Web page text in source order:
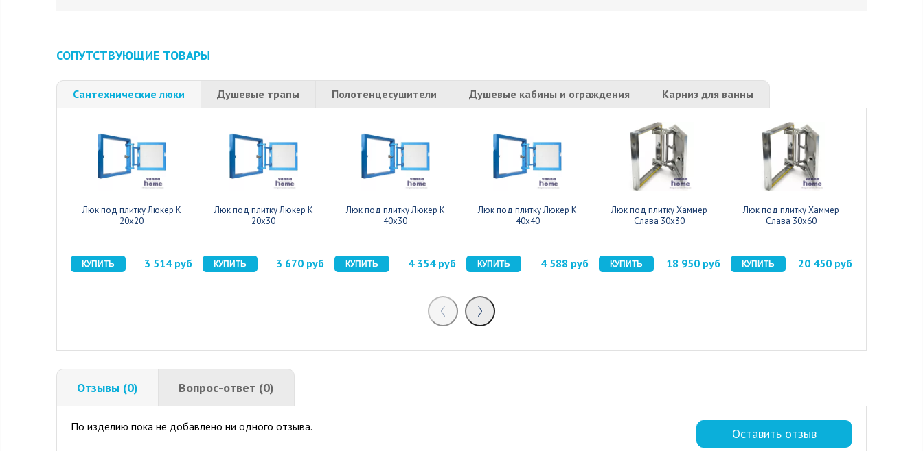
СОПУТСТВУЮЩИЕ ТОВАРЫ
Сантехнические люки Душевые трапы Полотенцесушители Душевые кабины и ограждения Карниз для ванны
Люк под плитку Люкер К
20x20
3 514 руб
Люк под плитку Люкер К
20x30
3 670 руб
Люк под плитку Люкер К
40x30
4 354 руб
Люк под плитку Люкер К
40x40
4 588 руб
Люк под плитку Хаммер
Слава 30x30
18 950 руб
Люк под плитку Хаммер
Слава 30x60
20 450 руб
Отзывы (0) Вопрос-ответ (0)
По изделию пока не добавлено ни одного отзыва. Оставить отзыв